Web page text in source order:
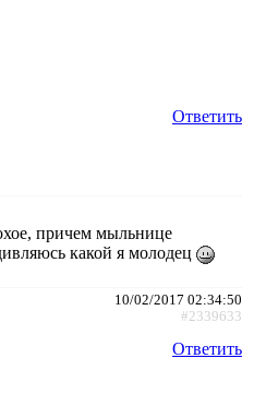
Ответить
причем мыльнице
какой я молодец
10/02/2017 02:34:50
#2339633
Ответить